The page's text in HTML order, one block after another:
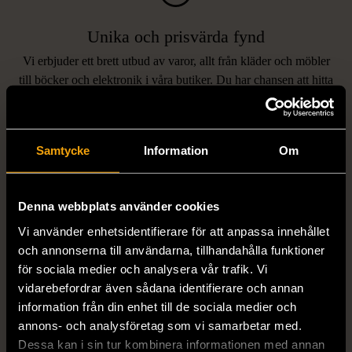
Samtycke Information Om
Denna webbplats använder cookies
Vi använder enhetsidentifierare för att anpassa innehållet
och annonserna till användarna, tillhandahålla funktioner
för sociala medier och analysera vår trafik. Vi
vidarebefordrar även sådana identifierare och annan
information från din enhet till de sociala medier och
annons- och analysföretag som vi samarbetar med.
Dessa kan i sin tur kombinera informationen med annan
Unika och prisvärda fynd
Vi erbjuder ett brett utbud av varor, allt från kläder och möbler
till böcker och elektronik i våra butiker. Du har chansen att hitta
unika och originella föremål som inte finns i vanliga butiker.
LIKNANDE PRODUKTER
Hitta produkter som påminner om denna
1/5
STENSTRÖMS
Stenströms skjorta turkos
1/5
BOSS
BOSS vit pikétröja